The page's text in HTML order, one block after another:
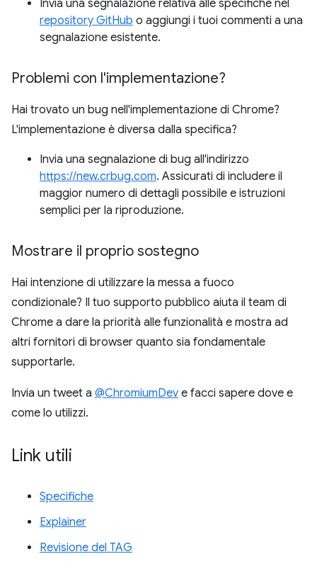
Invia una segnalazione relativa alle specifiche nel
repository GitHub o aggiungi i tuoi commenti a una
segnalazione esistente.
Problemi con l'implementazione?
Hai trovato un bug nell'implementazione di Chrome?
L'implementazione è diversa dalla specifica?
Invia una segnalazione di bug all'indirizzo
https://new.crbug.com. Assicurati di includere il
maggior numero di dettagli possibile e istruzioni
semplici per la riproduzione.
Mostrare il proprio sostegno
Hai intenzione di utilizzare la messa a fuoco
condizionale? Il tuo supporto pubblico aiuta il team di
Chrome a dare la priorità alle funzionalità e mostra ad
altri fornitori di browser quanto sia fondamentale
supportarle.
Invia un tweet a @ChromiumDev e facci sapere dove e
come lo utilizzi.
Link utili
Specifiche
Explainer
Revisione del TAG